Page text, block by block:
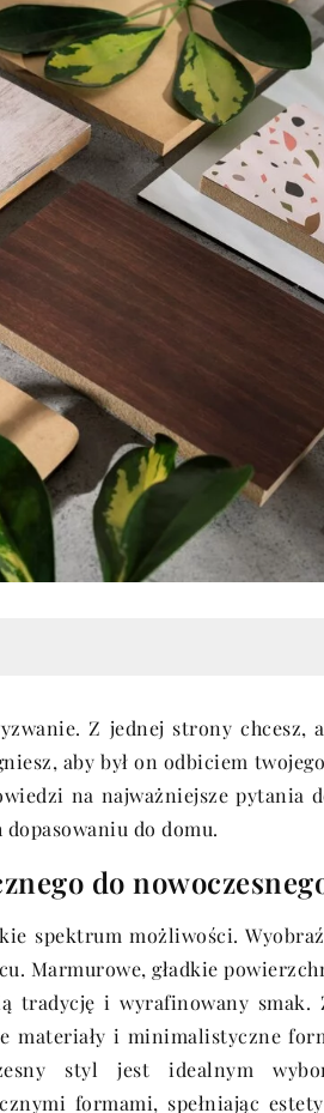
Z jednej strony chcesz,
aby był on odbiciem
na najważniejsze pytania
do domu.
do
spektrum możliwości.
Marmurowe, gładkie
tradycję i wyrafinowany smak.
materiały i minimalistyczne
styl jest idealnym
formami, spełniając